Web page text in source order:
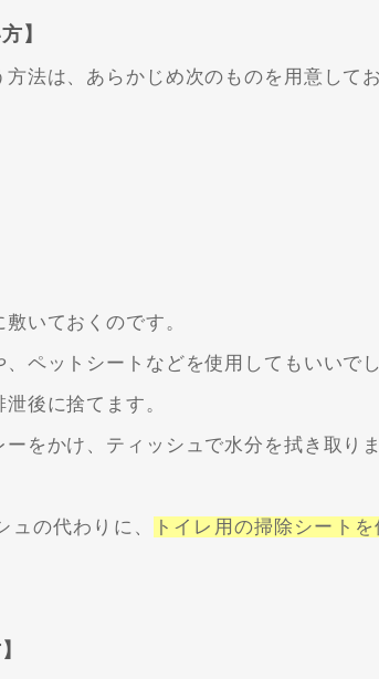
】
法は、あらかじめ次のものを用意して
いておくのです。
ペットシートなどを使用してもいいでし
後に捨てます。
をかけ、ティッシュで水分を拭き取りま
ュの代わりに、
トイレ用の掃除シート